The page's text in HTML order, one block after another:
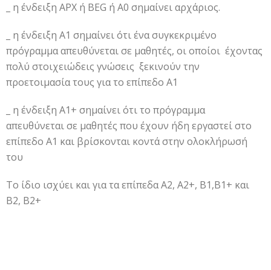
_ η ένδειξη ΑΡΧ ή BEG ή Α0 σημαίνει αρχάριος.
_ η ένδειξη Α1 σημαίνει ότι ένα συγκεκριμένο
πρόγραμμα απευθύνεται σε μαθητές, οι οποίοι έχοντας
πολύ στοιχειώδεις γνώσεις ξεκινούν την
προετοιμασία τους για το επίπεδο Α1
_ η ένδειξη Α1+ σημαίνει ότι το πρόγραμμα
απευθύνεται σε μαθητές που έχουν ήδη εργαστεί στο
επίπεδο Α1 και βρίσκονται κοντά στην ολοκλήρωσή
του
Το ίδιο ισχύει και για τα επίπεδα Α2, A2+, Β1,B1+ και
Β2, B2+